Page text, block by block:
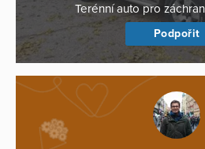
Terénní auto pro
Podpořit